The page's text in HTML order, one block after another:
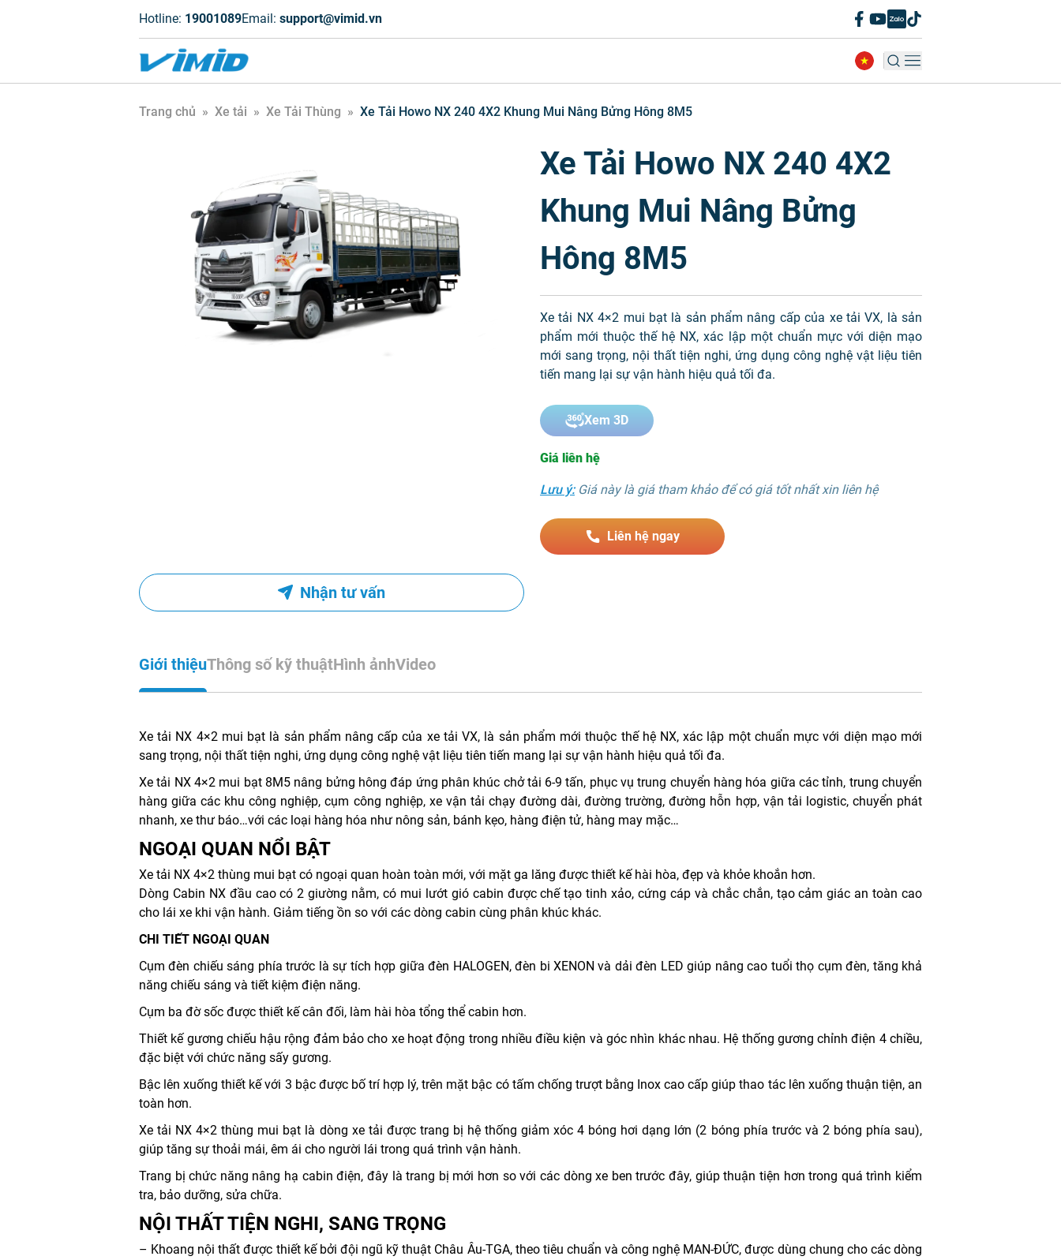
Hotline: 19001089Email: support@vimid.vn
Trang chủ » Xe tải » Xe Tải Thùng » Xe Tải Howo NX 240 4X2 Khung Mui Nâng Bửng Hông 8M5
Xe Tải Howo NX 240 4X2
Khung Mui Nâng Bửng
Hông 8M5
Xe tải NX 4×2 mui bạt là sản phẩm nâng cấp của xe tải VX, là sản
phẩm mới thuộc thế hệ NX, xác lập một chuẩn mực với diện mạo
mới sang trọng, nội thất tiện nghi, ứng dụng công nghệ vật liệu tiên
tiến mang lại sự vận hành hiệu quả tối đa.
Xem 3D
Giá liên hệ
Lưu ý:Giá này là giá tham khảo để có giá tốt nhất xin liên hệ
Liên hệ ngay
Nhận tư vấn
Giới thiệuThông số kỹ thuậtHình ảnhVideo
Xe tải NX 4×2 mui bạt là sản phẩm nâng cấp của xe tải VX, là sản phẩm mới thuộc thế hệ NX, xác lập một chuẩn mực với diện mạo mới
sang trọng, nội thất tiện nghi, ứng dụng công nghệ vật liệu tiên tiến mang lại sự vận hành hiệu quả tối đa.
Xe tải NX 4×2 mui bạt 8M5 nâng bửng hôngđáp ứng phân khúc chở tải 6-9 tấn, phục vụ trung chuyển hàng hóa giữa các tỉnh, trung chuyển
hàng giữa các khu công nghiệp, cụm công nghiệp, xe vận tải chạy đường dài, đường trường, đường hỗn hợp, vận tải logistic, chuyển phát
nhanh, xe thư báo…với các loại hàng hóa như nông sản, bánh kẹo, hàng điện tử, hàng may mặc…
NGOẠI QUAN NỔI BẬT
Xe tải NX 4×2 thùng mui bạt có ngoại quan hoàn toàn mới, với mặt ga lăng được thiết kế hài hòa, đẹp và khỏe khoắn hơn.
Dòng Cabin NX đầu cao có 2 giường nằm, có mui lướt gió cabin được chế tạo tinh xảo, cứng cáp và chắc chắn, tạo cảm giác an toàn cao
cho lái xe khi vận hành. Giảm tiếng ồn so với các dòng cabin cùng phân khúc khác.
CHI TIẾT NGOẠI QUAN
Cụm đèn chiếu sáng phía trước là sự tích hợp giữa đèn HALOGEN, đèn bi XENON và dải đèn LED giúp nâng cao tuổi thọ cụm đèn, tăng khả
năng chiếu sáng và tiết kiệm điện năng.
Cụm ba đờ sốc được thiết kế cân đối, làm hài hòa tổng thể cabin hơn.
Thiết kế gương chiếu hậu rộng đảm bảo cho xe hoạt động trong nhiều điều kiện và góc nhìn khác nhau. Hệ thống gương chỉnh điện 4 chiều,
đặc biệt với chức năng sấy gương.
Bậc lên xuống thiết kế với 3 bậc được bố trí hợp lý, trên mặt bậc có tấm chống trượt bằng Inox cao cấp giúp thao tác lên xuống thuận tiện, an
toàn hơn.
Xe tải NX 4×2 thùng mui bạt là dòng xe tải được trang bị hệ thống giảm xóc 4 bóng hơi dạng lớn (2 bóng phía trước và 2 bóng phía sau),
giúp tăng sự thoải mái, êm ái cho người lái trong quá trình vận hành.
Trang bị chức năng nâng hạ cabin điện, đây là trang bị mới hơn so với các dòng xe ben trước đây, giúp thuận tiện hơn trong quá trình kiểm
tra, bảo dưỡng, sửa chữa.
NỘI THẤT TIỆN NGHI, SANG TRỌNG
– Khoang nội thất được thiết kế bởi đội ngũ kỹ thuật Châu Âu-TGA, theo tiêu chuẩn và công nghệ MAN-ĐỨC, được dùng chung cho các dòng